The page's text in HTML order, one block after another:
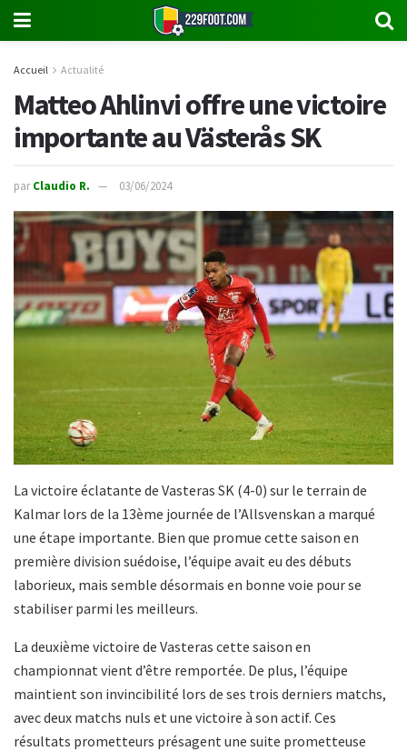
Accueil Actualité
Matteo Ahlinvi offre une victoire
importante au Västerås SK
par Claudio R. 03/06/2024
La victoire éclatante de Vasteras SK (4-0) sur le terrain de
Kalmar lors de la 13ème journée de l’Allsvenskan a marqué
une étape importante. Bien que promue cette saison en
première division suédoise, l’équipe avait eu des débuts
laborieux, mais semble désormais en bonne voie pour se
stabiliser parmi les meilleurs.
La deuxième victoire de Vasteras cette saison en
championnat vient d’être remportée. De plus, l’équipe
maintient son invincibilité lors de ses trois derniers matchs,
avec deux matchs nuls et une victoire à son actif. Ces
résultats prometteurs présagent une suite prometteuse